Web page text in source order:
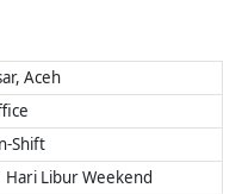
Aceh
Shift
Hari Libur Weekend